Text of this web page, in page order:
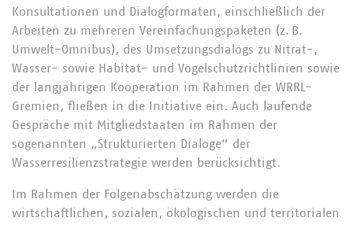
Konsultationen und Dialogformaten, einschließlich der
Arbeiten zu mehreren Vereinfachungspaketen (z. B.
Umwelt-Omnibus), des Umsetzungsdialogs zu Nitrat-,
Wasser- sowie Habitat- und Vogelschutzrichtlinien sowie
der langjährigen Kooperation im Rahmen der WRRL-
Gremien, fließen in die Initiative ein. Auch laufende
Gespräche mit Mitgliedstaaten im Rahmen der
sogenannten „Strukturierten Dialoge“ der
Wasserresilienzstrategie werden berücksichtigt.
Im Rahmen der Folgenabschätzung werden die
wirtschaftlichen, sozialen, ökologischen und territorialen